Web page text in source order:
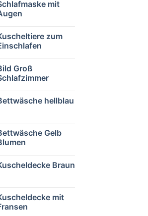
mit
zum
Groß
hellblau
Gelb
Braun
mit